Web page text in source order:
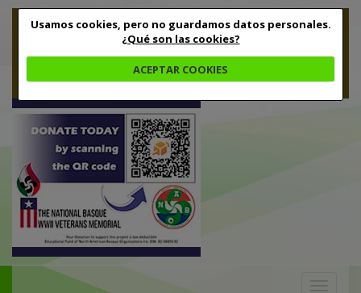
Usamos cookies, pero no guardamos datos personales.
¿Qué son las cookies?
ACEPTAR COOKIES